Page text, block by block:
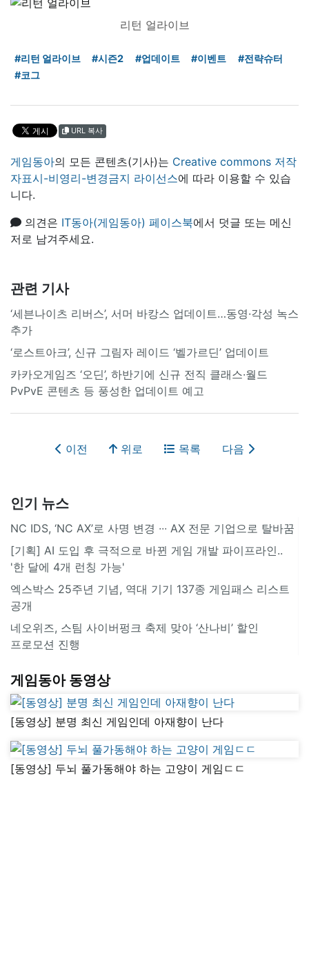
리턴 얼라이브
#리턴 얼라이브 #시즌2 #업데이트 #이벤트
#전략슈터
#코그
URL 복사
게임동아의 모든 콘텐츠(기사)는 Creative commons 저작
자표시-비영리-변경금지 라이선스에 따라 이용할 수 있습
니다.
의견은 IT동아(게임동아) 페이스북에서 덧글 또는 메신
저로 남겨주세요.
관련 기사
‘세븐나이츠 리버스’, 서머 바캉스 업데이트…동영·각성 녹스
추가
‘로스트아크’, 신규 그림자 레이드 ‘벨가르딘’ 업데이트
카카오게임즈 ‘오딘’, 하반기에 신규 전직 클래스·월드
PvPvE 콘텐츠 등 풍성한 업데이트 예고
이전 위로 목록 다음
인기 뉴스
NC IDS, ‘NC AX’로 사명 변경 ∙∙∙ AX 전문 기업으로 탈바꿈
[기획] AI 도입 후 극적으로 바뀐 게임 개발 파이프라인..
'한 달에 4개 런칭 가능'
엑스박스 25주년 기념, 역대 기기 137종 게임패스 리스트
공개
네오위즈, 스팀 사이버펑크 축제 맞아 ‘산나비’ 할인
프로모션 진행
게임동아 동영상
[동영상] 분명 최신 게임인데 아재향이 난다
[동영상] 두뇌 풀가동해야 하는 고양이 게임ㄷㄷ